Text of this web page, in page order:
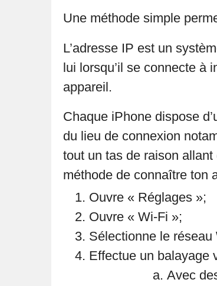
Une méthode simple
L’adresse IP est un
lui lorsqu’il se connecte à
appareil.
Chaque iPhone dispose
du lieu de connexion
tout un tas de raison
méthode de connaître ton
Ouvre « Réglages »;
Ouvre « Wi-Fi »;
Sélectionne le
Effectue un balayage
Avec